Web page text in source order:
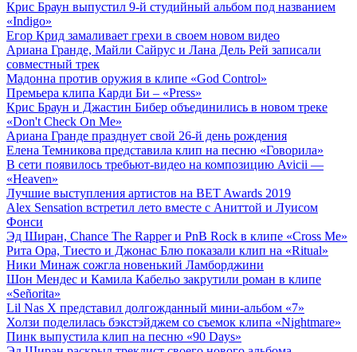
Крис Браун выпустил 9-й студийный альбом под названием
«Indigo»
Егор Крид замаливает грехи в своем новом видео
Ариана Гранде, Майли Сайрус и Лана Дель Рей записали
совместный трек
Мадонна против оружия в клипе «God Control»
Премьера клипа Карди Би – «Press»
Крис Браун и Джастин Бибер объединились в новом треке
«Don't Check On Me»
Ариана Гранде празднует свой 26-й день рождения
Елена Темникова представила клип на песню «Говорила»
В сети появилось требьют-видео на композицию Avicii —
«Heaven»
Лучшие выступления артистов на BET Awards 2019
Alex Sensation встретил лето вместе с Аниттой и Луисом
Фонси
Эд Ширан, Chance The Rapper и PnB Rock в клипе «Cross Me»
Рита Ора, Тиесто и Джонас Блю показали клип на «Ritual»
Ники Минаж сожгла новенький Ламборджини
Шон Мендес и Камила Кабельо закрутили роман в клипе
«Señorita»
Lil Nas X представил долгожданный мини-альбом «7»
Холзи поделилась бэкстэйджем со съемок клипа «Nightmare»
Пинк выпустила клип на песню «90 Days»